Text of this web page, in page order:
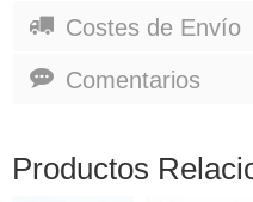
Costes de Envío
Comentarios
Productos